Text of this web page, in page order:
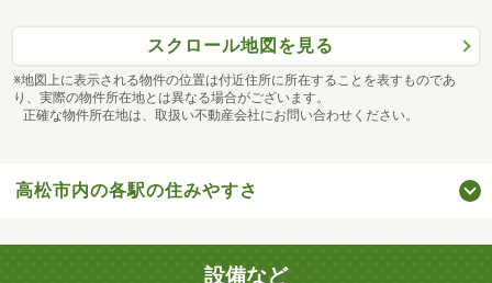
スクロール地図を見る
※地図上に表示される物件の位置は付近住所に所在することを表すものであ
り、実際の物件所在地とは異なる場合がございます。
正確な物件所在地は、取扱い不動産会社にお問い合わせください。
高松市内の各駅の住みやすさ
設備など